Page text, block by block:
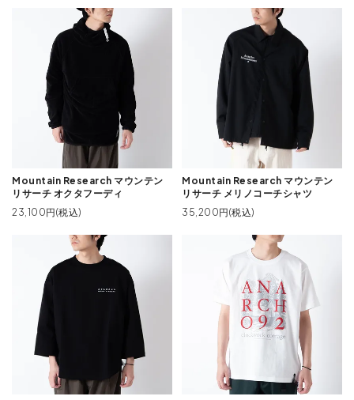
Mountain Research マウンテン
リサーチ オクタフーディ
23,100円(税込)
Mountain Research マウンテン
リサーチ メリノコーチシャツ
35,200円(税込)